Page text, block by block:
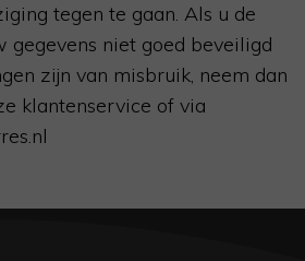
tegen te gaan. Als u de
gegevens niet goed beveiligd
zijn van misbruik, neem dan
klantenservice of via